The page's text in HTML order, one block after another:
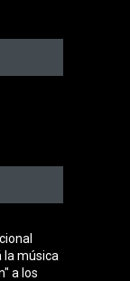
la música
a los